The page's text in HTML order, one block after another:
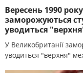
Вересень 1990
заморожуються
уводиться
У Великобританії
уводиться "верхня"